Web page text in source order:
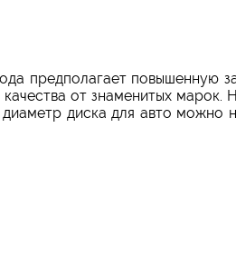
предполагает повышенную
от знаменитых марок.
диска для авто можно